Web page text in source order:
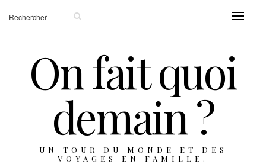
On fait quoi
demain ?
UN TOUR DU MONDE ET DES
VOYAGES EN FAMILLE.